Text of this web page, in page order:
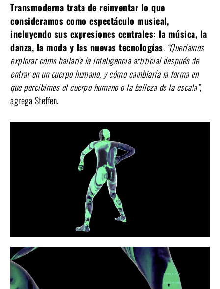
Transmoderna trata de reinventar lo que
consideramos como espectáculo musical,
incluyendo sus expresiones centrales: la música, la
danza, la moda y las nuevas tecnologías. “Queríamos
explorar cómo bailaría la inteligencia artificial después de
entrar en un cuerpo humano, y cómo cambiaría la forma en
que percibimos el cuerpo humano o la belleza de la escala”,
agrega Steffen.